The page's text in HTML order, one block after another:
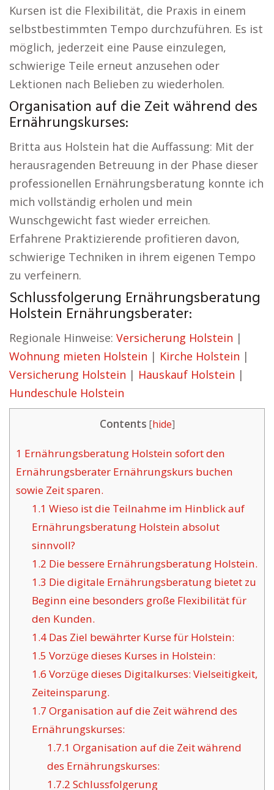
Kursen ist die Flexibilität, die Praxis in einem
selbstbestimmten Tempo durchzuführen. Es ist
möglich, jederzeit eine Pause einzulegen,
schwierige Teile erneut anzusehen oder
Lektionen nach Belieben zu wiederholen.
Organisation auf die Zeit während des
Ernährungskurses:
Britta aus Holstein hat die Auffassung: Mit der
herausragenden Betreuung in der Phase dieser
professionellen Ernährungsberatung konnte ich
mich vollständig erholen und mein
Wunschgewicht fast wieder erreichen.
Erfahrene Praktizierende profitieren davon,
schwierige Techniken in ihrem eigenen Tempo
zu verfeinern.
Schlussfolgerung Ernährungsberatung
Holstein Ernährungsberater:
Regionale Hinweise: Versicherung Holstein |
Wohnung mieten Holstein | Kirche Holstein |
Versicherung Holstein | Hauskauf Holstein |
Hundeschule Holstein
Contents [hide]
1 Ernährungsberatung Holstein sofort den
Ernährungsberater Ernährungskurs buchen
sowie Zeit sparen.
1.1 Wieso ist die Teilnahme im Hinblick auf
Ernährungsberatung Holstein absolut
sinnvoll?
1.2 Die bessere Ernährungsberatung Holstein.
1.3 Die digitale Ernährungsberatung bietet zu
Beginn eine besonders große Flexibilität für
den Kunden.
1.4Das Ziel bewährter Kurse für Holstein:
1.5 Vorzüge dieses Kurses in Holstein:
1.6 Vorzüge dieses Digitalkurses: Vielseitigkeit,
Zeiteinsparung.
1.7 Organisation auf die Zeit während des
Ernährungskurses:
1.7.1 Organisation auf die Zeit während
des Ernährungskurses:
1.7.2 Schlussfolgerung